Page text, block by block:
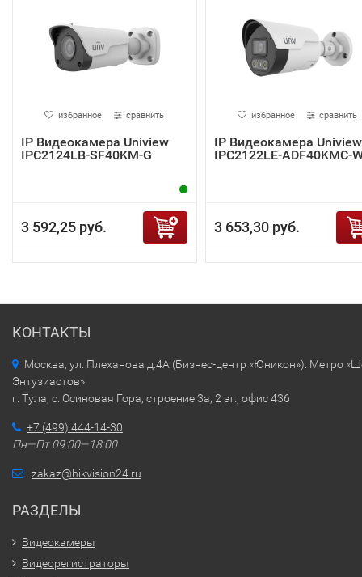
избранное сравнить
IP Видеокамера Uniview
IPC2124LB-SF40KM-G
3 592,25 руб.
избранное сравнить
IP Видеокамера Uniview
IPC2122LE-ADF40KMC-
3 653,30 руб.
КОНТАКТЫ
Москва, ул. Плеханова д.4А (Бизнес-центр «Юникон»). Метро
Энтузиастов»
г. Тула, с. Осиновая Гора, строение 3а, 2 эт., офис 436
+7 (499) 444-14-30
Пн—Пт 09:00—18:00
zakaz@hikvision24.ru
РАЗДЕЛЫ
Видеокамеры
Видеорегистраторы